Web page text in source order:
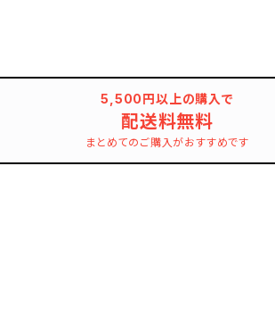
5,500円以上の購入で
配送料無料
まとめてのご購入がおすすめです